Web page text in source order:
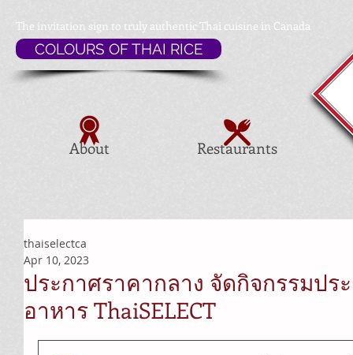
Restaurants
About
The invitation sign to truly authentic Thai cuisine in Canada
COLOURS OF THAI RICE
ประกาศราคากลาง จัดกิจกรรมป
อาหาร ThaiSELECT
thaiselectca
Apr 10, 2023